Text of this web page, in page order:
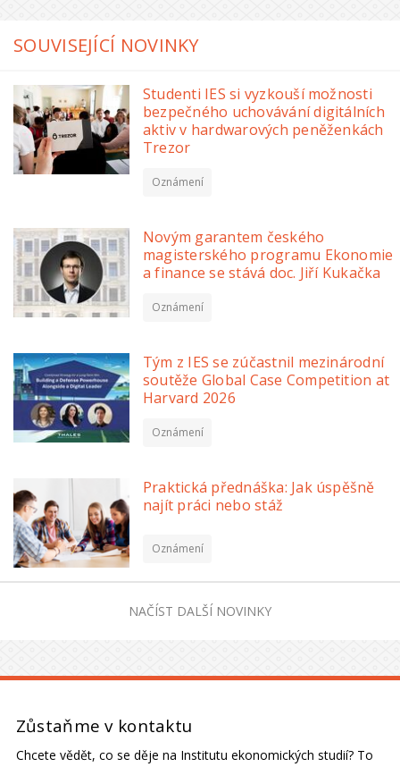
SOUVISEJÍCÍ NOVINKY
Studenti IES si vyzkouší možnosti
bezpečného uchovávání digitálních
aktiv v hardwarových peněženkách
Trezor
Oznámení
Novým garantem českého
magisterského programu Ekonomie
a finance se stává doc. Jiří Kukačka
Oznámení
Tým z IES se zúčastnil mezinárodní
soutěže Global Case Competition at
Harvard 2026
Oznámení
Praktická přednáška: Jak úspěšně
najít práci nebo stáž
Oznámení
NAČÍST DALŠÍ NOVINKY
Zůstaňme v kontaktu
Chcete vědět, co se děje na Institutu ekonomických studií? To